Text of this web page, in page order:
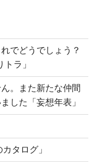
でどうでしょう？
ラ」
。また新たな仲間
した「妄想年表」
タログ」